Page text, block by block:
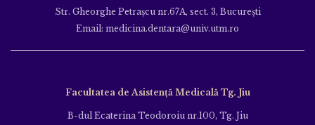
Str. Gheorghe Petraşcu nr.67A, sect. 3, Bucureşti
Email: medicina.dentara@univ.utm.ro
Facultatea de Asistență Medicală Tg. Jiu
B-dul Ecaterina Teodoroiu nr.100, Tg. Jiu